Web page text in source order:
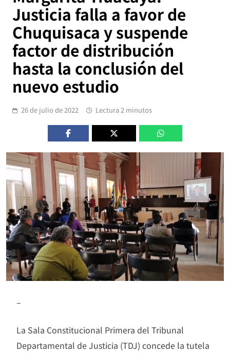
Justicia falla a favor de
Chuquisaca y suspende
factor de distribución
hasta la conclusión del
nuevo estudio
26 de julio de 2022 Lectura 2 minutos
–
La Sala Constitucional Primera del Tribunal
Departamental de Justicia (TDJ) concede la tutela